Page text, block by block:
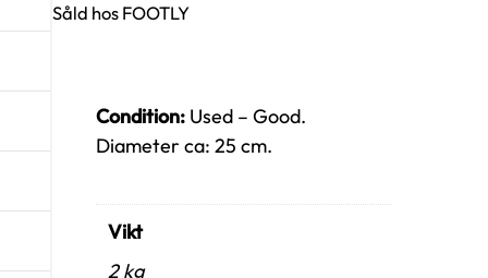
Såld hos FOOTLY
Condition: Used – Good.
Diameter ca: 25 cm.
Vikt
2 kg